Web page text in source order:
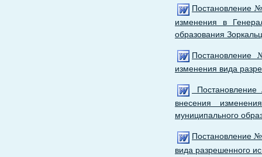
Постановление
изменения в
образования
изменения вида
внесения
муниципального
Постановление
вида разрешенного